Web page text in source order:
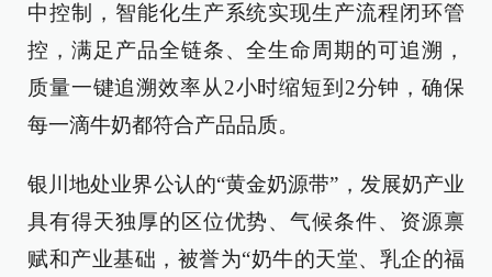
中控制，智能化生产系统实现生产流程闭环管
控，满足产品全链条、全生命周期的可追溯，
质量一键追溯效率从2小时缩短到2分钟，确保
每一滴牛奶都符合产品品质。
银川地处业界公认的“黄金奶源带”，发展奶产业
具有得天独厚的区位优势、气候条件、资源禀
赋和产业基础，被誉为“奶牛的天堂、乳企的福